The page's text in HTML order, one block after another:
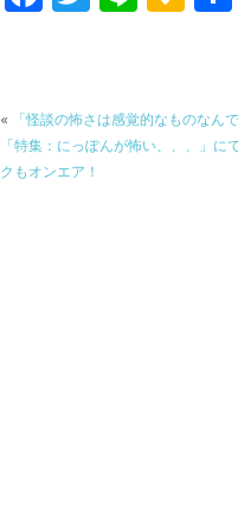
b
o
o
er a
o
«
「怪談の怖さは感覚的なものなん
「特集：にっぽんが怖い、、、」に
クもオンエア！